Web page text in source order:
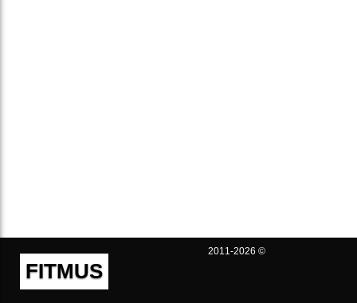
FITMUS
2011-2026 ©